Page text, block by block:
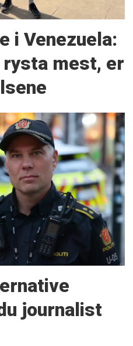
i Venezuela:
rysta mest, er
journalist